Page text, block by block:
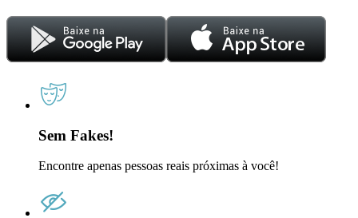
Sem Fakes!
Encontre apenas pessoas reais próximas à você!